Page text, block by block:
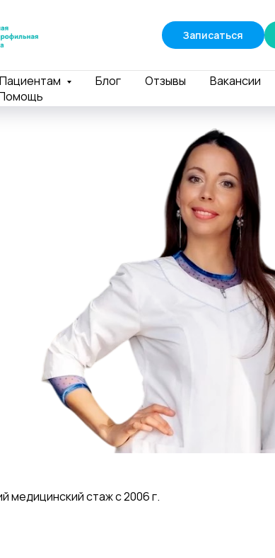
Записаться
Пациентам Блог Отзывы Вакансии
медицинский стаж с 2006 г.